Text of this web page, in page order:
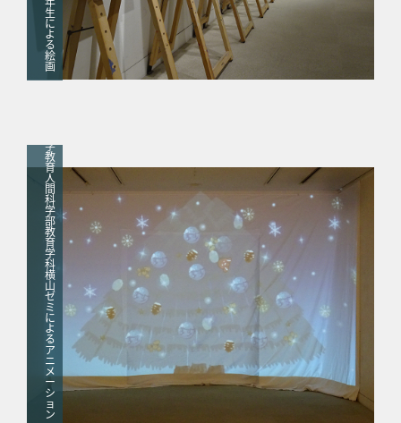
生
に
よ
る
絵
画
学
教
育
人
間
科
学
部
教
育
学
科
横
山
ゼ
ミ
に
よ
る
ア
ニ
メ
ー
シ
ョ
ン